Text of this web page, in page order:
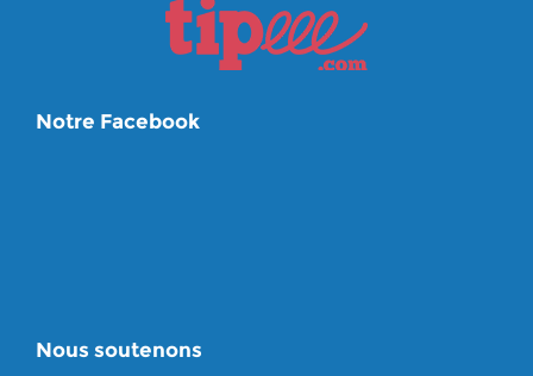
Notre Facebook
Nous soutenons